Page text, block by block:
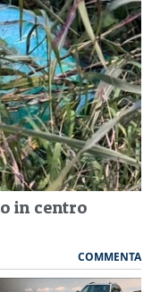
in centro
COMMENTA